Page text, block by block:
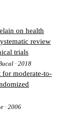
on health
review
trials
· 2018
for moderate-to-
· 2006